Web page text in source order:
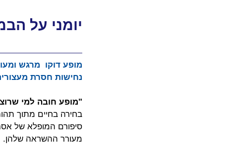
יומני על
מופע דוקו  מרגש
נחישות חסרת
"מופע חובה למי
בחירה בחיים מתוך
מעורר ההשראה שלהן.